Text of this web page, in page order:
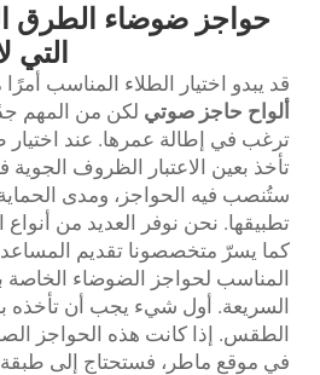
حواجز ضوضاء الطرق
التي
قد يبدو اختيار الطلاء المناسب أمرًا
ألواح حاجز صوتيلكن من المهم جدًا
ترغب في إطالة عمرها. عند اختيار
تأخذ بعين الاعتبار الظروف الجوية في
ستُنصب فيه الحواجز، ومدى الحماية
تطبيقها. نحن نوفر العديد من أنواع
كما يسرّ متخصصونا تقديم المساعدة
المناسب لحواجز الضوضاء الخاصة
السريعة. أول شيء يجب أن تأخذه بعين
الطقس. إذا كانت هذه الحواجز
في موقع ماطر، فستحتاج إلى طبقة